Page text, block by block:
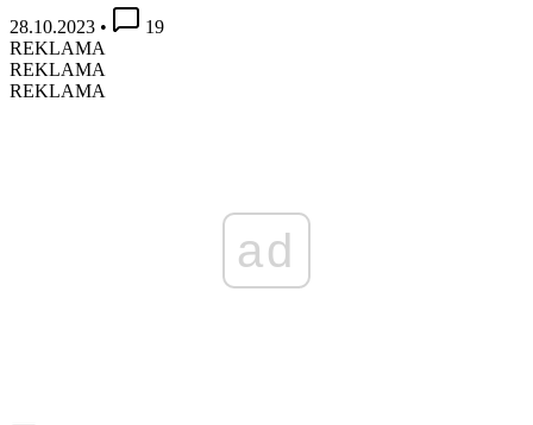
28.10.2023 •
19
REKLAMA
REKLAMA
REKLAMA
ad